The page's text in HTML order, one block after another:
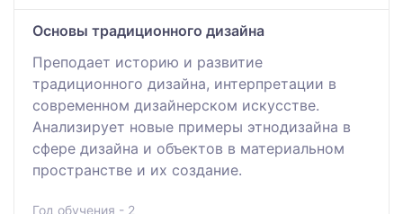
Основы традиционного дизайна
Преподает историю и развитие
традиционного дизайна, интерпретации в
современном дизайнерском искусстве.
Анализирует новые примеры этнодизайна в
сфере дизайна и объектов в материальном
пространстве и их создание.
Год обучения - 2